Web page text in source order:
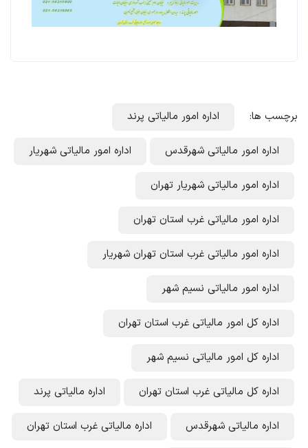
برچسب ها: اداره امور مالیاتی پرند
اداره امور مالیاتی شهرقدس اداره امور مالیاتی شهریار
اداره امور مالیاتی شهریار تهران
اداره امور مالیاتی غرب استان تهران
اداره امور مالیاتی غرب استان تهران شهریار
اداره امور مالیاتی نسیم شهر
اداره کل امور مالیاتی غرب استان تهران
اداره کل امور مالیاتی نسیم شهر
اداره کل مالیاتی غرب استان تهران اداره مالیاتی پرند
اداره مالیاتی شهرقدس اداره مالیاتی غرب استان تهران